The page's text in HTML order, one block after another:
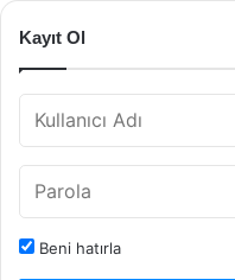
Kayıt Ol
Beni hatırla